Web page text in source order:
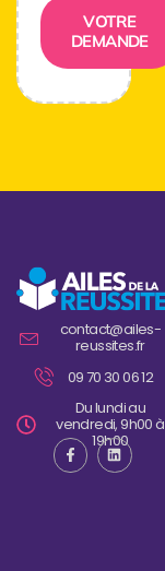
VOTRE
DEMANDE
contact@ailes-
reussites.fr
09 70 30 06 12
Du lundi au
vendredi, 9h00 à
19h00